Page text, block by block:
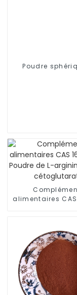
Poudre
alimentaires